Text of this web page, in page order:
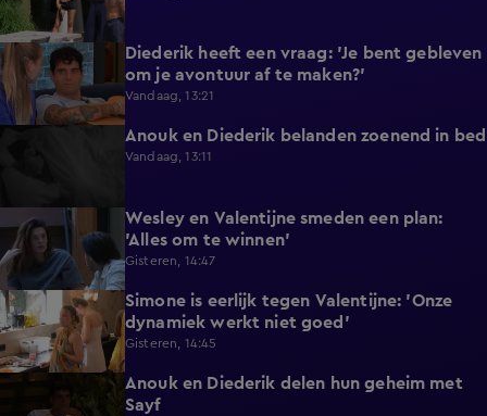
0:37
Diederik heeft een vraag: 'Je bent gebleven
om je avontuur af te maken?'
Vandaag, 13:21
Anouk en Diederik belanden zoenend in bed
Vandaag, 13:11
0:26
Wesley en Valentijne smeden een plan:
'Alles om te winnen'
Gisteren, 14:47
1:12
Simone is eerlijk tegen Valentijne: 'Onze
dynamiek werkt niet goed'
Gisteren, 14:45
0:48
Anouk en Diederik delen hun geheim met
Sayf